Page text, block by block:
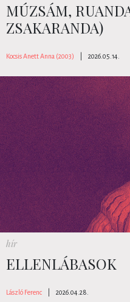
MÚZSÁM,
ZSAKARANDA)
Kocsis Anett Anna (2003) 2026.05.14.
hír
ELLENLÁBASOK
László Ferenc 2026.04.28.